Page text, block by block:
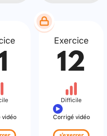
Exercice
12
Difficile
Corrigé vidéo